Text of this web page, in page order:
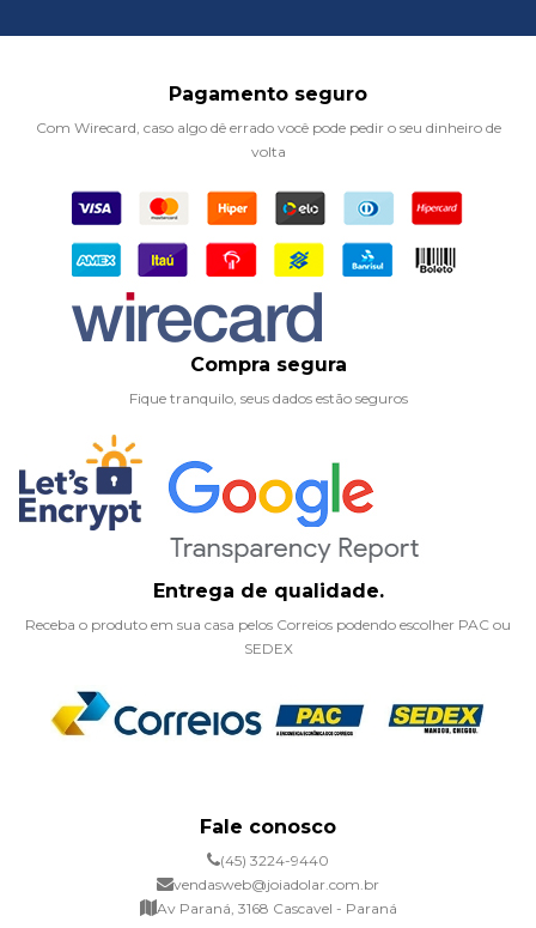
Pagamento seguro
Com Wirecard, caso algo dê errado você pode pedir o seu dinheiro de
volta
Compra segura
Fique tranquilo, seus dados estão seguros
Entrega de qualidade.
Receba o produto em sua casa pelos Correios podendo escolher PAC ou
SEDEX
Fale conosco
(45) 3224-9440
vendasweb@joiadolar.com.br
Av Paraná, 3168 Cascavel - Paraná